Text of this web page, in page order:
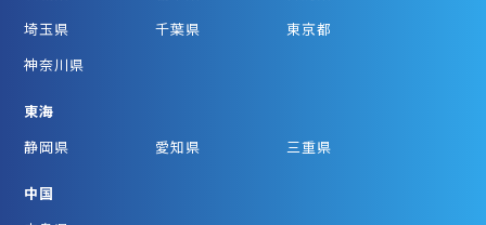
埼玉県
千葉県
東京都
神奈川県
東海
静岡県
愛知県 三重県
中国